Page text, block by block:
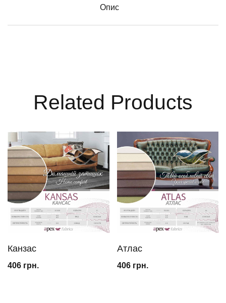
Опис
Related Products
Канзас
406 грн.
Атлас
406 грн.